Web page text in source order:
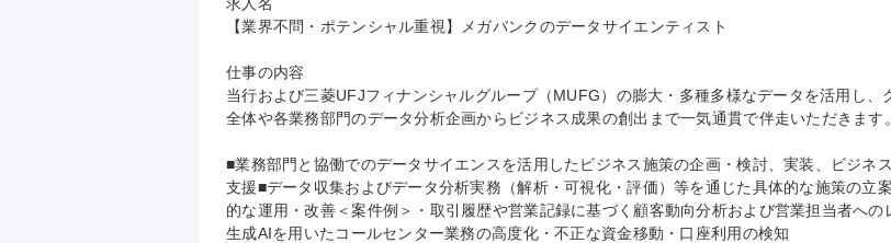
【業界不問・ポテンシャル重視】メガバンクのデータサイエンティスト
仕事の内容
当行および三菱UFJフィナンシャルグループ（MUFG）の膨大・多種多様なデータを活用し、
全体や各業務部門のデータ分析企画からビジネス成果の創出まで一気通貫で伴走いただきます。
■業務部門と協働でのデータサイエンスを活用したビジネス施策の企画・検討、実装、ビジネ
支援■データ収集およびデータ分析実務（解析・可視化・評価）等を通じた具体的な施策の立
的な運用・改善＜案件例＞・取引履歴や営業記録に基づく顧客動向分析および営業担当者への
生成AIを用いたコールセンター業務の高度化・不正な資金移動・口座利用の検知